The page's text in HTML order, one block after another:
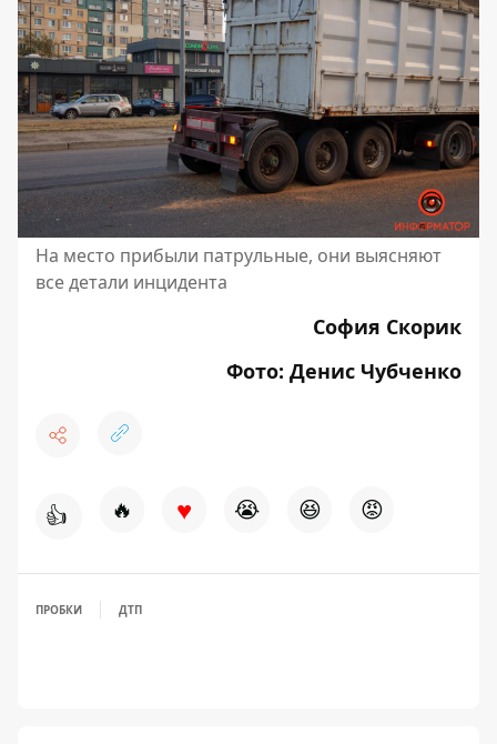
На место прибыли патрульные, они выясняют
все детали инцидента
София Скорик
Фото: Денис Чубченко
👍 🔥 ♥ 😭 😆 😡
ПРОБКИ ДТП